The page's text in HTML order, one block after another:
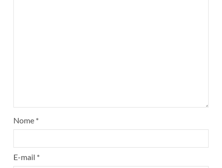
Nome *
E-mail *